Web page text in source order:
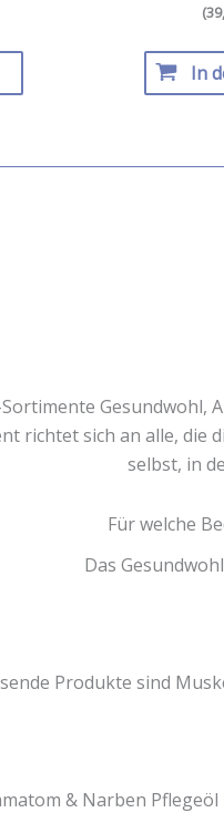
In
Gesundwohl,
richtet sich an alle,
selbst, in
Für welche
Das
Produkte sind
& Narben